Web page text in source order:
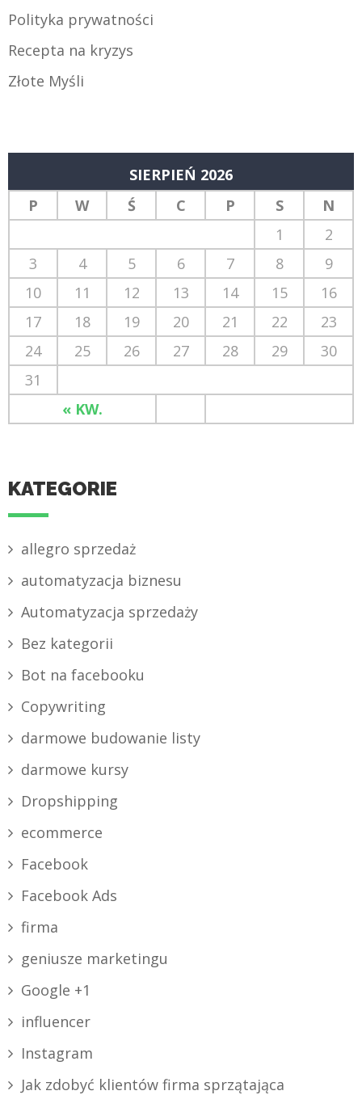
Polityka prywatności
Recepta na kryzys
Złote Myśli
SIERPIEŃ 2026
P
W Ś C P S N
« KW.
1
2
3
4 5 6 7 8
9
10
11 12 13 14 15
16
17
18 19 20 21 22
23
24
25 26 27 28 29
30
31
KATEGORIE
allegro sprzedaż
automatyzacja biznesu
Automatyzacja sprzedaży
Bez kategorii
Bot na facebooku
Copywriting
darmowe budowanie listy
darmowe kursy
Dropshipping
ecommerce
Facebook
Facebook Ads
firma
geniusze marketingu
Google +1
influencer
Instagram
Jak zdobyć klientów firma sprzątająca